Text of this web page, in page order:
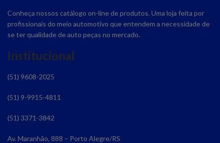
Conheça nossos catálogo on-line de produtos. Uma loja feita por
profissionais do meio automotivo que entendem a necessidade de
se ter qualidade de auto peças no mercado.
Institucional
(51) 9608-2025
(51) 9-9915-4811
(51) 3371-3842
Av. Maranhão, 888 – Porto Alegre/RS